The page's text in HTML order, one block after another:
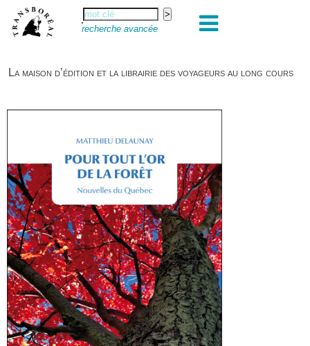
recherche avancée
La maison d’édition et la librairie des voyageurs au long cours